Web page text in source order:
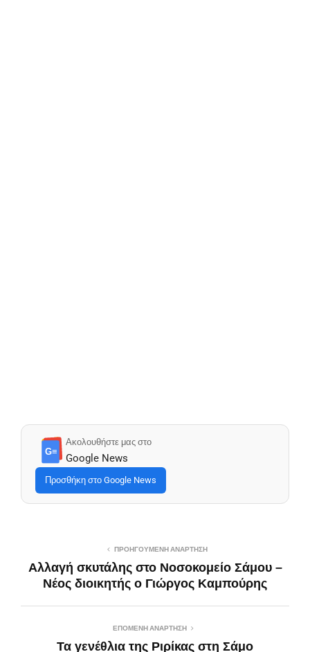
G≡
Ακολουθήστε μας στο
Google News
Προσθήκη στο Google News
ΠΡΟΗΓΟΎΜΕΝΗ ΑΝΆΡΤΗΣΗ
Αλλαγή σκυτάλης στο Νοσοκομείο Σάμου –
Νέος διοικητής ο Γιώργος Καμπούρης
ΕΠΌΜΕΝΗ ΑΝΆΡΤΗΣΗ
Τα γενέθλια της Ριρίκας στη Σάμο